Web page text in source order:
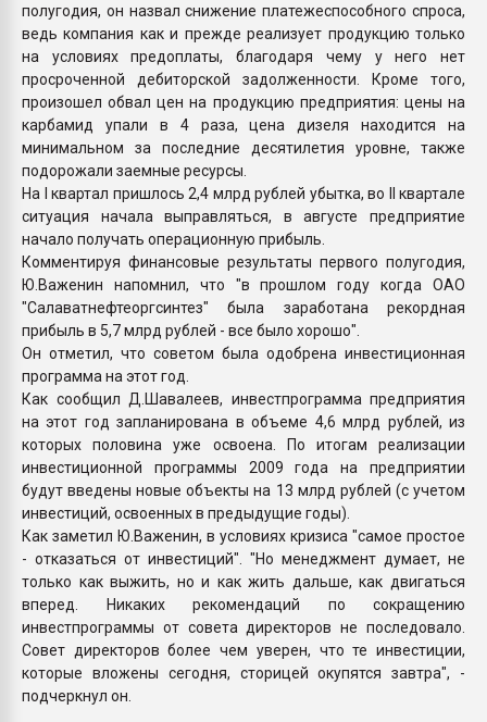
полугодия, он назвал снижение платежеспособного спроса,
ведь компания как и прежде реализует продукцию только
на условиях предоплаты, благодаря чему у него нет
просроченной дебиторской задолженности. Кроме того,
произошел обвал цен на продукцию предприятия: цены на
карбамид упали в 4 раза, цена дизеля находится на
минимальном за последние десятилетия уровне, также
подорожали заемные ресурсы.
На I квартал пришлось 2,4 млрд рублей убытка, во II квартале
ситуация начала выправляться, в августе предприятие
начало получать операционную прибыль.
Комментируя финансовые результаты первого полугодия,
Ю.Важенин напомнил, что "в прошлом году когда ОАО
"Салаватнефтеоргсинтез" была заработана рекордная
прибыль в 5,7 млрд рублей - все было хорошо".
Он отметил, что советом была одобрена инвестиционная
программа на этот год.
Как сообщил Д.Шавалеев, инвестпрограмма предприятия
на этот год запланирована в объеме 4,6 млрд рублей, из
которых половина уже освоена. По итогам реализации
инвестиционной программы 2009 года на предприятии
будут введены новые объекты на 13 млрд рублей (с учетом
инвестиций, освоенных в предыдущие годы).
Как заметил Ю.Важенин, в условиях кризиса "самое простое
- отказаться от инвестиций". "Но менеджмент думает, не
только как выжить, но и как жить дальше, как двигаться
вперед. Никаких рекомендаций по сокращению
инвестпрограммы от совета директоров не последовало.
Совет директоров более чем уверен, что те инвестиции,
которые вложены сегодня, сторицей окупятся завтра", -
подчеркнул он.